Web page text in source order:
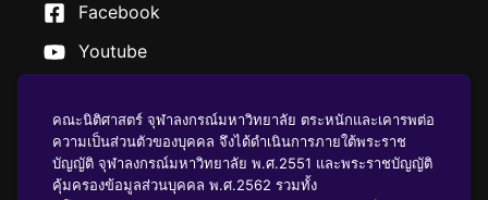
Facebook
Youtube
นโยบายคุ้มครองข้อมูลส่วนบุคคล
คณะนิติศาสตร์ จุฬาลงกรณ์มหาวิทยาลัย ตระหนักและเคารพต่อ
ความเป็นส่วนตัวของบุคคล จึงได้ดำเนินการภายใต้พระราช
บัญญัติ จุฬาลงกรณ์มหาวิทยาลัย พ.ศ.2551 และพระราชบัญญัติ
คุ้มครองข้อมูลส่วนบุคคล พ.ศ.2562 รวมทั้ง